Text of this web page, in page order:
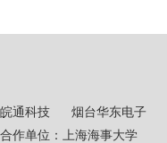
皖通科技 烟台华东电子
合作单位：上海海事大学